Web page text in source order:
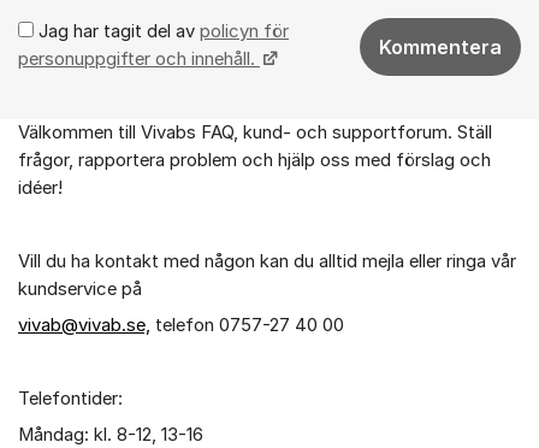
Jag har tagit del av policyn för
personuppgifter och innehåll.
Kommentera
Om forumet
Välkommen till Vivabs FAQ, kund- och supportforum. Ställ
frågor, rapportera problem och hjälp oss med förslag och
idéer!
Vill du ha kontakt med någon kan du alltid mejla eller ringa vår
kundservice på
vivab@vivab.se, telefon 0757-27 40 00
Telefontider:
Måndag: kl. 8-12, 13-16